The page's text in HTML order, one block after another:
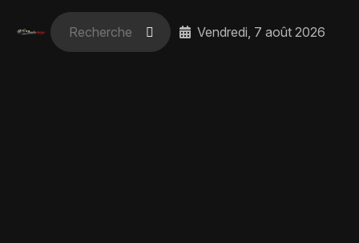
Vendredi, 7 août 2026